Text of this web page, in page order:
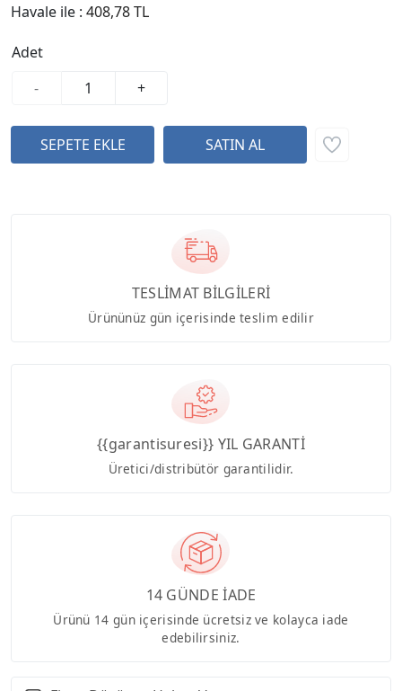
Havale ile : 408,78 TL
Adet
-
+
TESLİMAT BİLGİLERİ
Ürününüz gün içerisinde teslim edilir
{{garantisuresi}} YIL GARANTİ
Üretici/distribütör garantilidir.
14 GÜNDE İADE
Ürünü 14 gün içerisinde ücretsiz ve kolayca iade
edebilirsiniz.